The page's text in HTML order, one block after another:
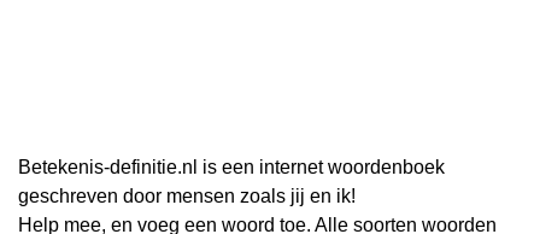
Betekenis-definitie.nl is een internet woordenboek
geschreven door mensen zoals jij en ik!
Help mee, en voeg een woord toe. Alle soorten woorden